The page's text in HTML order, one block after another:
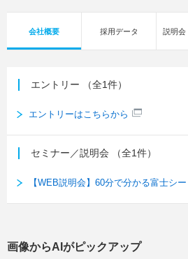
会社概要 採用データ 説明会
エントリー （全1件）
エントリーはこちらから
セミナー／説明会 （全1件）
【WEB説明会】60分で分かる富士シー
画像からAIがピックアップ